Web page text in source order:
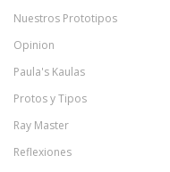
Nuestros Prototipos
Opinion
Paula's Kaulas
Protos y Tipos
Ray Master
Reflexiones